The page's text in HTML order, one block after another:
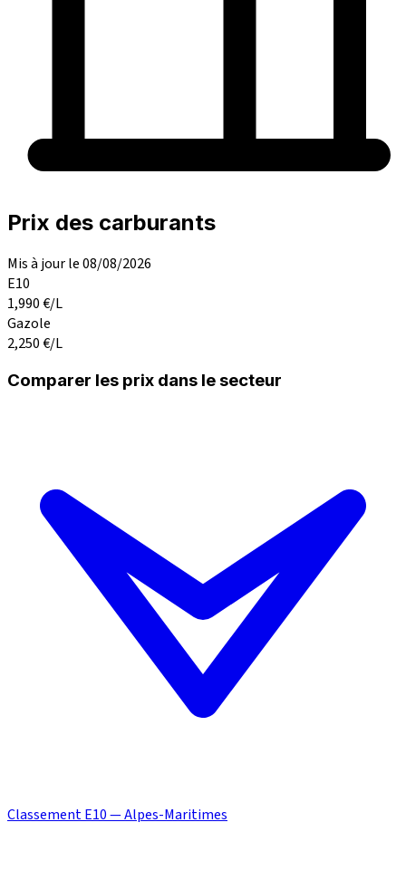
Prix des carburants
Mis à jour le 08/08/2026
E10
1,990€/L
Gazole
2,250€/L
Comparer les prix dans le secteur
Classement E10 — Alpes-Maritimes